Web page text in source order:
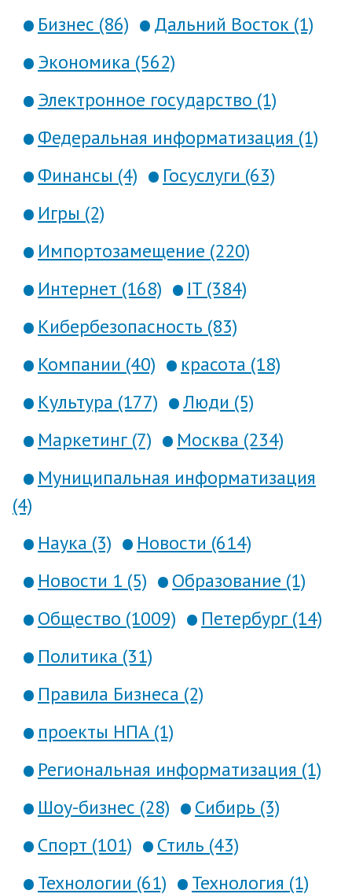
Бизнес (86)
Дальний Восток (1)
Экономика (562)
Электронное государство (1)
Федеральная информатизация (1)
Финансы (4)
Госуслуги (63)
Игры (2)
Импортозамещение (220)
Интернет (168)
IT (384)
Кибербезопасность (83)
Компании (40)
красота (18)
Культура (177)
Люди (5)
Маркетинг (7)
Москва (234)
Муниципальная информатизация
(4)
Наука (3)
Новости (614)
Новости 1 (5)
Образование (1)
Общество (1009)
Петербург (14)
Политика (31)
Правила Бизнеса (2)
проекты НПА (1)
Региональная информатизация (1)
Шоу-бизнес (28)
Сибирь (3)
Спорт (101)
Стиль (43)
Технологии (61)
Технология (1)